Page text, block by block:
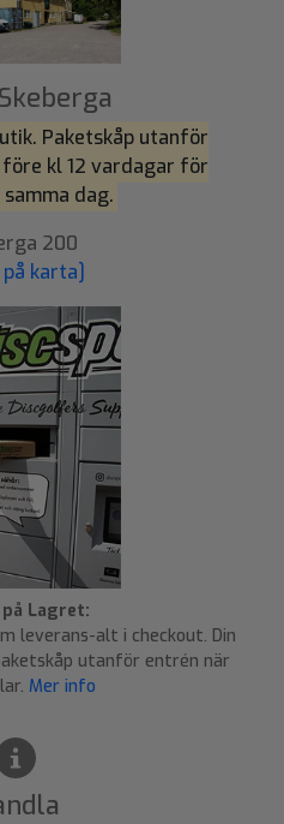
Paketskåp utanför
kl 12 vardagar för
dag.
200
karta]
Lagret:
leverans-alt i checkout. Din
utanför entrén när
Mer info